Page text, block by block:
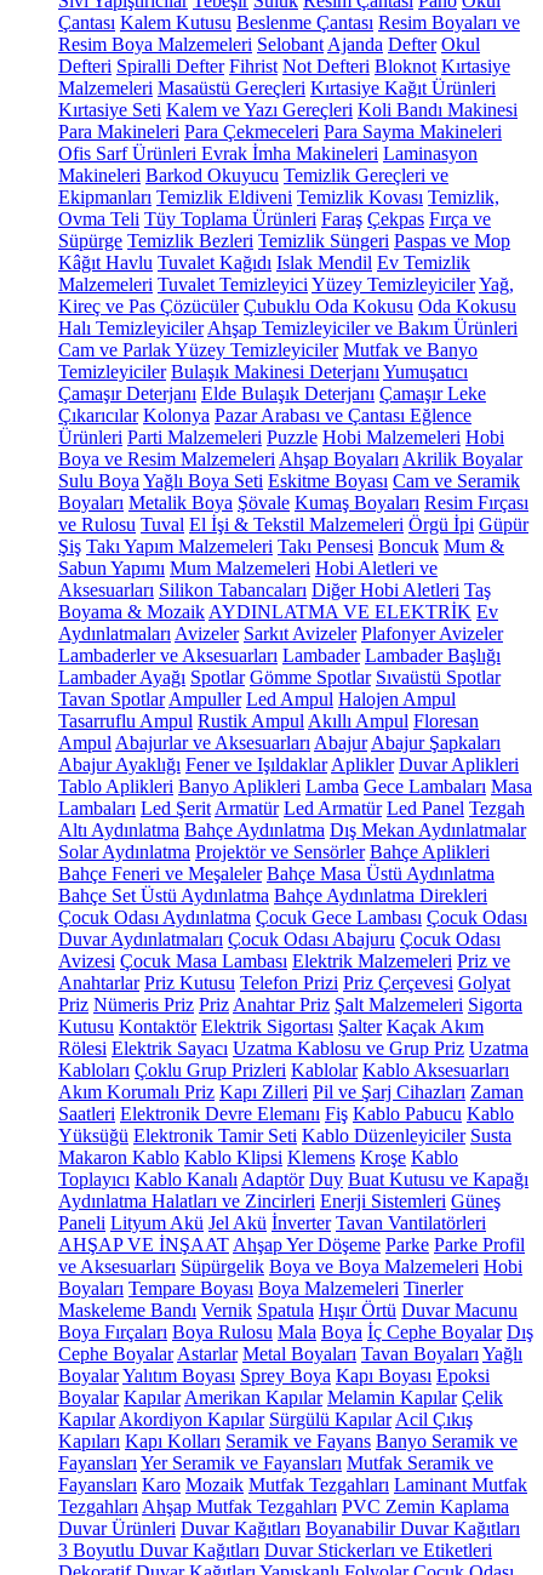
Çantası Kalem Kutusu Beslenme Çantası Resim Boyaları ve
Resim Boya Malzemeleri Selobant Ajanda Defter Okul
Defteri Spiralli Defter Fihrist Not Defteri Bloknot Kırtasiye
Malzemeleri Masaüstü Gereçleri Kırtasiye Kağıt Ürünleri
Kırtasiye Seti Kalem ve Yazı Gereçleri Koli Bandı Makinesi
Para Makineleri Para Çekmeceleri Para Sayma Makineleri
Ofis Sarf Ürünleri Evrak İmha Makineleri Laminasyon
Makineleri Barkod Okuyucu Temizlik Gereçleri ve
Ekipmanları Temizlik Eldiveni Temizlik Kovası Temizlik,
Ovma Teli Tüy Toplama Ürünleri Faraş Çekpas Fırça ve
Süpürge Temizlik Bezleri Temizlik Süngeri Paspas ve Mop
Kâğıt Havlu Tuvalet Kağıdı Islak Mendil Ev Temizlik
Malzemeleri Tuvalet Temizleyici Yüzey TemizleyicilerYağ,
Kireç ve Pas Çözücüler Çubuklu Oda Kokusu Oda Kokusu
Halı Temizleyiciler Ahşap Temizleyiciler ve Bakım Ürünleri
Cam ve Parlak Yüzey Temizleyiciler Mutfak ve Banyo
Temizleyiciler Bulaşık Makinesi Deterjanı Yumuşatıcı
Çamaşır Deterjanı Elde Bulaşık Deterjanı Çamaşır Leke
Çıkarıcılar Kolonya Pazar Arabası ve Çantası Eğlence
Ürünleri Parti Malzemeleri Puzzle Hobi Malzemeleri Hobi
Boya ve Resim Malzemeleri Ahşap Boyaları Akrilik Boyalar
Sulu Boya Yağlı Boya Seti Eskitme Boyası Cam ve Seramik
Boyaları Metalik Boya Şövale Kumaş Boyaları Resim Fırçası
ve Rulosu Tuval El İşi & Tekstil Malzemeleri Örgü İpi Güpür
Şiş Takı Yapım Malzemeleri Takı Pensesi Boncuk Mum &
Sabun Yapımı Mum Malzemeleri Hobi Aletleri ve
Aksesuarları Silikon Tabancaları Diğer Hobi Aletleri Taş
Boyama & Mozaik AYDINLATMA VE ELEKTRİK Ev
Aydınlatmaları Avizeler Sarkıt Avizeler Plafonyer Avizeler
Lambaderler ve Aksesuarları Lambader Lambader Başlığı
Lambader Ayağı Spotlar Gömme Spotlar Sıvaüstü Spotlar
Tavan Spotlar Ampuller Led Ampul Halojen Ampul
Tasarruflu Ampul Rustik Ampul Akıllı Ampul Floresan
Ampul Abajurlar ve Aksesuarları Abajur Abajur Şapkaları
Abajur Ayaklığı Fener ve Işıldaklar Aplikler Duvar Aplikleri
Tablo Aplikleri Banyo Aplikleri Lamba Gece Lambaları Masa
Lambaları Led Şerit Armatür Led Armatür Led Panel Tezgah
Altı Aydınlatma Bahçe Aydınlatma Dış Mekan Aydınlatmalar
Solar Aydınlatma Projektör ve Sensörler Bahçe Aplikleri
Bahçe Feneri ve Meşaleler Bahçe Masa Üstü Aydınlatma
Bahçe Set Üstü Aydınlatma Bahçe Aydınlatma Direkleri
Çocuk Odası Aydınlatma Çocuk Gece Lambası Çocuk Odası
Duvar Aydınlatmaları Çocuk Odası Abajuru Çocuk Odası
Avizesi Çocuk Masa Lambası Elektrik Malzemeleri Priz ve
Anahtarlar Priz Kutusu Telefon Prizi Priz Çerçevesi Golyat
Priz Nümeris Priz Priz Anahtar Priz Şalt Malzemeleri Sigorta
Kutusu Kontaktör Elektrik Sigortası Şalter Kaçak Akım
Rölesi Elektrik Sayacı Uzatma Kablosu ve Grup Priz Uzatma
Kabloları Çoklu Grup Prizleri Kablolar Kablo Aksesuarları
Akım Korumalı Priz Kapı Zilleri Pil ve Şarj Cihazları Zaman
Saatleri Elektronik Devre Elemanı Fiş Kablo Pabucu Kablo
Yüksüğü Elektronik Tamir Seti Kablo Düzenleyiciler Susta
Makaron Kablo Kablo Klipsi Klemens Kroşe Kablo
Toplayıcı Kablo Kanalı Adaptör Duy Buat Kutusu ve Kapağı
Aydınlatma Halatları ve Zincirleri Enerji Sistemleri Güneş
Paneli Lityum Akü Jel Akü İnverter Tavan Vantilatörleri
AHŞAP VE İNŞAAT Ahşap Yer Döşeme Parke Parke Profil
ve Aksesuarları Süpürgelik Boya ve Boya Malzemeleri Hobi
Boyaları Tempare Boyası Boya Malzemeleri Tinerler
Maskeleme Bandı Vernik Spatula Hışır Örtü Duvar Macunu
Boya Fırçaları Boya Rulosu Mala Boya İç Cephe Boyalar Dış
Cephe Boyalar Astarlar Metal Boyaları Tavan Boyaları Yağlı
BoyalarYalıtım Boyası Sprey Boya Kapı Boyası Epoksi
Boyalar Kapılar Amerikan Kapılar Melamin Kapılar Çelik
Kapılar Akordiyon Kapılar Sürgülü Kapılar Acil Çıkış
Kapıları Kapı Kolları Seramik ve Fayans Banyo Seramik ve
Fayansları Yer Seramik ve Fayansları Mutfak Seramik ve
Fayansları Karo Mozaik Mutfak Tezgahları Laminant Mutfak
Tezgahları Ahşap Mutfak Tezgahları PVC Zemin Kaplama
Duvar Ürünleri Duvar Kağıtları Boyanabilir Duvar Kağıtları
3 Boyutlu Duvar Kağıtları Duvar Stickerları ve Etiketleri